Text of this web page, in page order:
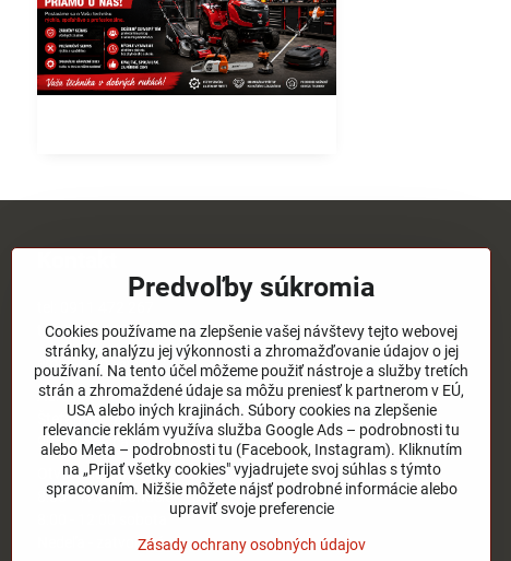
tel:03/4651 73 77
email:
elpos@elpos.sk
Adresa:
Štefánikova 1470/50c
90501 Senica
Otváracie hodiny:
8:00 - 17:00 pondelok - piatok
Nedeľa - zatvorené
Predvoľby súkromia
Cookies používame na zlepšenie vašej návštevy tejto webovej
stránky, analýzu jej výkonnosti a zhromažďovanie údajov o jej
používaní. Na tento účel môžeme použiť nástroje a služby tretích
strán a zhromaždené údaje sa môžu preniesť k partnerom v EÚ,
USA alebo iných krajinách. Súbory cookies na zlepšenie
relevancie reklám využíva služba Google Ads – podrobnosti tu
alebo Meta – podrobnosti tu (Facebook, Instagram). Kliknutím
na „Prijať všetky cookies" vyjadrujete svoj súhlas s týmto
spracovaním. Nižšie môžete nájsť podrobné informácie alebo
upraviť svoje preferencie
Zásady ochrany osobných údajov